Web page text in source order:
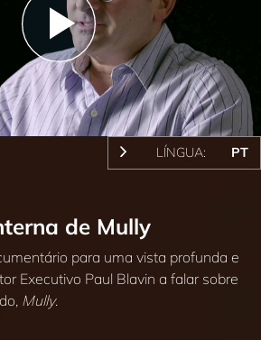
Play
Video
LÍNGUA: PT
de Mully
para uma vista profunda e
Executivo Paul Blavin a falar sobre
Mully.